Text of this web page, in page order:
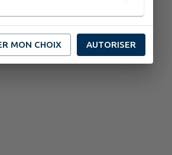
MON CHOIX AUTORISER